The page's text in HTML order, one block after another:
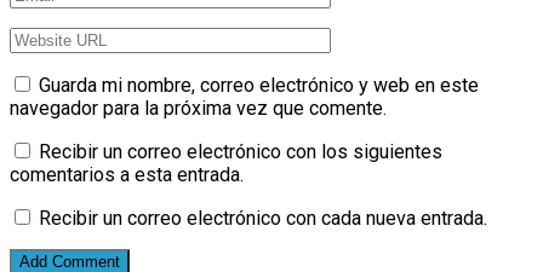
Guarda mi nombre, correo electrónico y web en este
navegador para la próxima vez que comente.
Recibir un correo electrónico con los siguientes
comentarios a esta entrada.
Recibir un correo electrónico con cada nueva entrada.